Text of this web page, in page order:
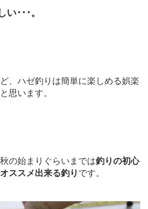
･･･。
、ハゼ釣りは簡単に楽しめる娯楽
思います。
の始まりぐらいまでは釣りの初心
ススメ出来る釣り です。